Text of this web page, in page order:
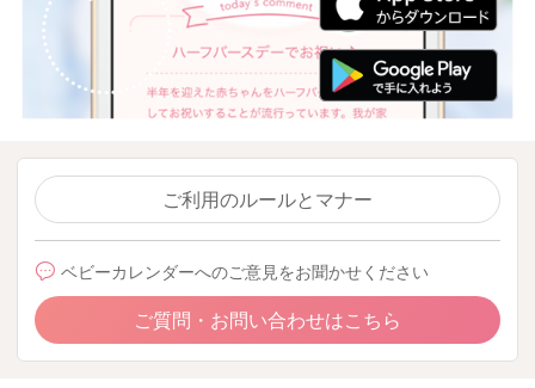
ご利用のルールとマナー
ベビーカレンダーへのご意見をお聞かせください
ご質問・お問い合わせはこちら